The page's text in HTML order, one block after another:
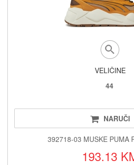
VELIČINE
44
NARUČI
392718-03 MUSKE PUMA
193.13